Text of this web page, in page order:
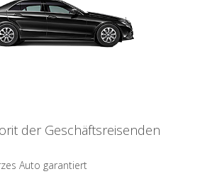
der Geschäftsreisenden
Auto garantiert